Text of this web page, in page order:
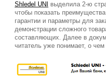
Shledel UNI
выделила 2-ю
чтобы показать
гарантии и параметры для
демонстрации сложного
составляющих. Далее в
читатель уже понимает, о чем